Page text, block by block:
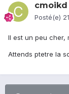
cmoikd
Posté(e)
Il est un peu cher,
Attends ptetre la